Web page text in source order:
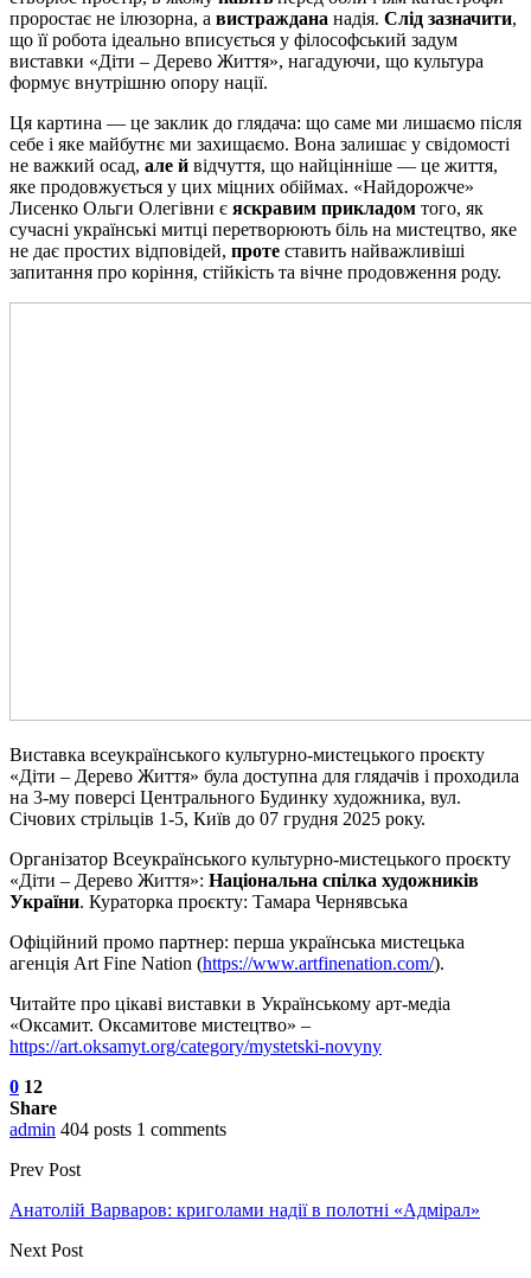
проростає не ілюзорна, а вистраждана надія. Слід зазначити,
що її робота ідеально вписується у філософський задум
виставки «Діти – Дерево Життя», нагадуючи, що культура
формує внутрішню опору нації.
Ця картина — це заклик до глядача: що саме ми лишаємо після
себе і яке майбутнє ми захищаємо. Вона залишає у свідомості
не важкий осад, але й відчуття, що найцінніше — це життя,
яке продовжується у цих міцних обіймах. «Найдорожче»
Лисенко Ольги Олегівни є яскравим прикладом того, як
сучасні українські митці перетворюють біль на мистецтво, яке
не дає простих відповідей, проте ставить найважливіші
запитання про коріння, стійкість та вічне продовження роду.
Виставка всеукраїнського культурно-мистецького проєкту
«Діти – Дерево Життя» була доступна для глядачів і проходила
на 3-му поверсі Центрального Будинку художника, вул.
Січових стрільців 1-5, Київ до 07 грудня 2025 року.
Організатор Всеукраїнського культурно-мистецького проєкту
«Діти – Дерево Життя»: Національна спілка художників
України. Кураторка проєкту: Тамара Чернявська
Офіційний промо партнер: перша українська мистецька
агенція Art Fine Nation (https://www.artfinenation.com/).
Читайте про цікаві виставки в Українському арт-медіа
«Оксамит. Оксамитове мистецтво» –
https://art.oksamyt.org/category/mystetski-novyny
0 12
Share
admin 404 posts 1 comments
Prev Post
Анатолій Варваров: криголами надії в полотні «Адмірал»
Next Post